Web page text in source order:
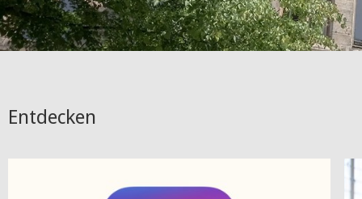
Entdecken